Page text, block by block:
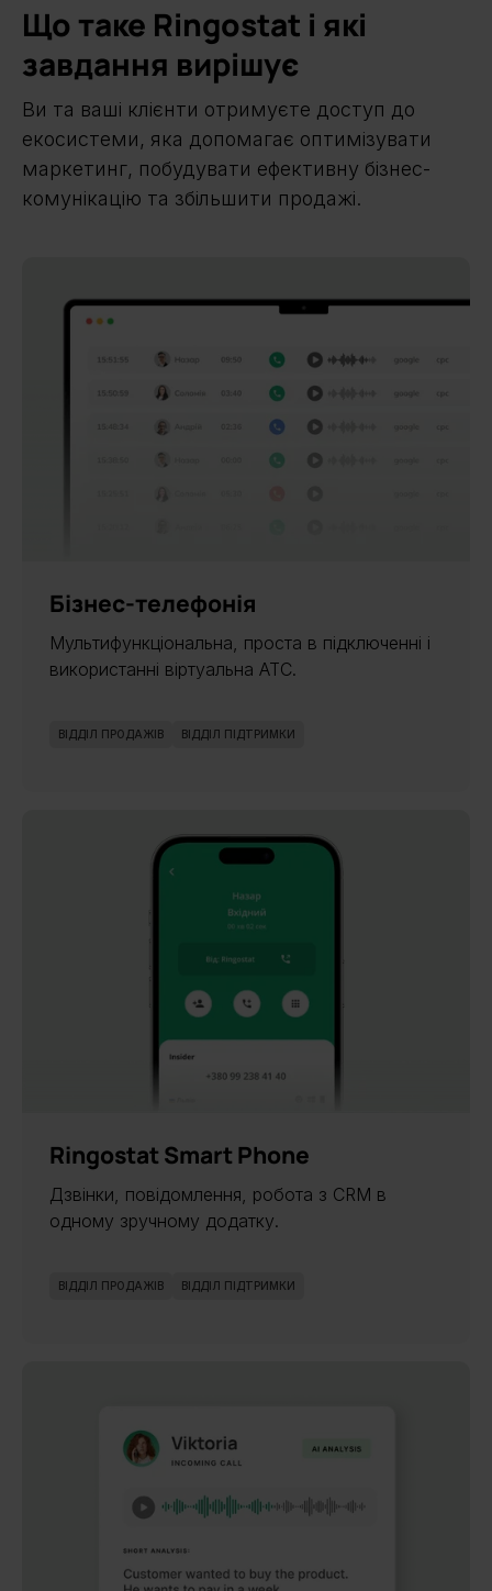
Що таке Ringostat і які
завдання вирішує
Ви та ваші клієнти отримуєте доступ до
екосистеми, яка допомагає оптимізувати
маркетинг, побудувати ефективну бізнес-
комунікацію та збільшити продажі.
Бізнес-телефонія
Мультифункціональна, проста в підключенні і
використанні віртуальна АТС.
ВІДДІЛ ПРОДАЖІВ ВІДДІЛ ПІДТРИМКИ
Ringostat Smart Phone
Дзвінки, повідомлення, робота з CRM в
одному зручному додатку.
ВІДДІЛ ПРОДАЖІВ ВІДДІЛ ПІДТРИМКИ